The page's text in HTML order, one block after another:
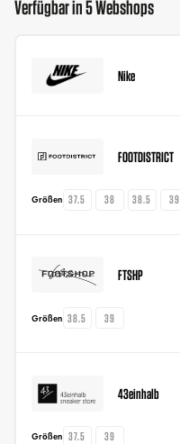
Verfügbar in 5 Webshops
Nike
FOOTDISTRICT
Größen 37.5 38 38.5 39
FTSHP
Größen 38.5 39
43einhalb
Größen 37.5 39